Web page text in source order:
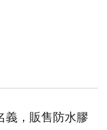
義，販售防水膠